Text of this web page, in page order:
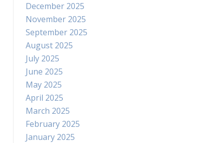
December 2025
November 2025
September 2025
August 2025
July 2025
June 2025
May 2025
April 2025
March 2025
February 2025
January 2025